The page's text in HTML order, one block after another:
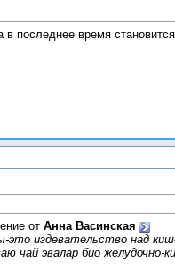
в последнее время
от Анна Васинская
это издевательство над
чай эвалар био